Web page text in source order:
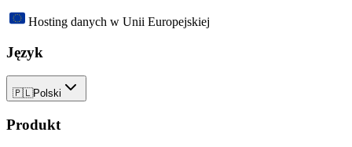
Hosting danych w Unii Europejskiej
Język
🇵🇱Polski
Produkt